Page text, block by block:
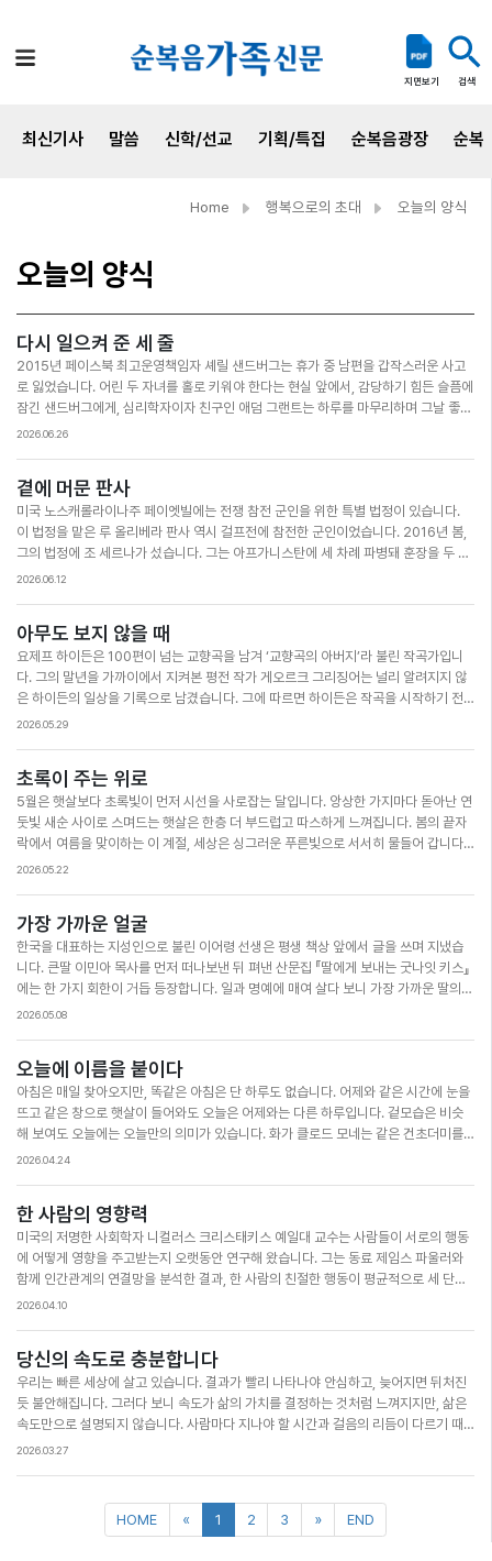
지면보기 검색
최신기사 말씀 신학/선교 기획/특집 순복음광장 순복
Home 행복으로의 초대 오늘의 양식
오늘의 양식
다시 일으켜 준 세 줄
2015년 페이스북 최고운영책임자 셰릴 샌드버그는 휴가 중 남편을 갑작스러운 사고
로 잃었습니다. 어린 두 자녀를 홀로 키워야 한다는 현실 앞에서, 감당하기 힘든 슬픔에
잠긴 샌드버그에게, 심리학자이자 친구인 애덤 그랜트는 하루를 마무리하며 그날 좋았
던 일 세 가지를 적어 보라고 권했습니다. 처음에는 무엇을 써야 할지 막막했지만, 동료
렬함이 아니라 기쁘고 감사한 순간이 얼마나 자주 찾아오느냐에 달려 있음을 깨달았습
니다. 우리는 흔히 바라던 일이 이루어졌을 때 감사함을 느낍니다. 하지만 한 번의 감사
와 다음 감사 사이에는 원치 않는 일들이 끼어들곤 합니다. 계획이 어그러지기도 하고,
예상치 못한 병이 찾아오기도 합니다. 사실 삶의 대부분은 그 사이의 시간으로 이루어
져 있습니다. 그 시간을 불평과 원망으로 보내면 하루는 실제보다 더 길고 무겁게 느껴
일어설 힘이 되었습니다. 오늘 우리가 감사와 감사 사이 어딘가를 지나고 있다면 그 자
리를 세 줄의 감사로 채워 보면 어떨까요. 그렇게 쌓인 하루하루가 우리를 다음 감사의
자리로 데려다줄 것입니다.
2026.06.26
곁에 머문 판사
미국 노스캐롤라이나주 페이엣빌에는 전쟁 참전 군인을 위한 특별 법정이 있습니다.
이 법정을 맡은 루 올리베라 판사 역시 걸프전에 참전한 군인이었습니다. 2016년 봄,
그의 법정에 조 세르나가 섰습니다. 그는 아프가니스탄에 세 차례 파병돼 훈장을 두 개
받은 미 육군 특수부대 출신이었지만, 동료를 잃고 물에 잠긴 차량에서 혼자 살아남은
리베라 판사는 법 집행을 위해 그의 잘못을 묵인할 수 없었지만, 좁고 어두운 독방에서
폐소공포증으로 고통받을 그를 생각하니 마음이 무거웠습니다. 그날 밤 판사는 직접
만든 음식과 갈아입을 옷을 들고 감방으로 들어가, 세르나에게 좁은 침상을 내주고 자
신은 바닥에 누운 채 함께 밤을 지새웠습니다. 훗날 세르나는 그 밤을 이렇게 회고했습
니다. “판사님이 들어온 순간, 나를가두고 있던 벽이 사라졌습니다.” 판사는 잘못에 책
들이 있습니다. 때로 사람을 다시 일어서게 하는 것은 해결책이 아니라, 곁을 지켜 주는
한 사람의 따뜻한 마음입니다. 이번 한 주, 누군가에게 그런 사람이 되어주기를 소망합
니다.
2026.06.12
아무도 보지 않을 때
요제프 하이든은 100편이 넘는 교향곡을 남겨 ‘교향곡의 아버지’라 불린 작곡가입니
다. 그의 말년을 가까이에서 지켜본 평전 작가 게오르크 그리징어는 널리 알려지지 않
은 하이든의 일상을 기록으로 남겼습니다. 그에 따르면 하이든은 작곡을 시작하기 전
에 늘 옷차림부터 갖추었습니다. 아무도 없는 방, 알아줄 이 하나 없는 시간이었지만 하
일하는 사람이니, 그분 앞에 함부로 앉을 수 없다”라고 답했습니다. 우리는 흔히 누군
가의 시선을 의식할 때 더 나은 모습을 보이려 애씁니다. 평가를 받는 자리나 기억에 남
을 순간에는 더욱 힘을 냅니다. 하지만 ‘진짜 나’는 아무도 보지 않는 순간에 드러납니
다. 혼자 있는 시간을 어떻게 보내는지, 그리고 아무도 지켜보지 않을 때 어떤 선택을
하는지가 한 사람의 인격을 그대로 보여줍니다. 품격은 단숨에 만들어지지 않습니다.
가 보든 보지 않든 한결같은 태도, 그것이 인품의 출발점입니다. 이번 한 주, 아무도 보
지 않을 때, 자신을 더 단단하고 품격 있게 가꾸어 가시길 바랍니다.
2026.05.29
초록이 주는 위로
5월은 햇살보다 초록빛이 먼저 시선을 사로잡는 달입니다. 앙상한 가지마다 돋아난 연
둣빛 새순 사이로 스며드는 햇살은 한층 더 부드럽고 따스하게 느껴집니다. 봄의 끝자
락에서 여름을 맞이하는 이 계절, 세상은 싱그러운 푸른빛으로 서서히 물들어 갑니다.
1962년 해양생물학자 레이첼 카슨은 『침묵의 봄』에서 자연 파괴가 결국 인류에게 재
다. 최근 연구에 따르면, 초록빛 식물을 단 3분만 바라봐도 우측 전전두엽 피질의 산소
포화도가 눈에 띄게 낮아지는 것으로 나타났습니다. 이는 자연을 마주하는 것만으로도
신체의 긴장이 완화되어 깊은 이완 상태로 이어질 수 있으며, 자연 그 자체가 우리 몸을
회복시키는 강력한 치료제가 될 수 있음을 시사합니다. 가정의 달을 맞아 가족과 함께
푸른 숲길을 걸으며 마음을 재충전해 보세요. 함께 걷는 발걸음과 스쳐 가는 바람 속에
위안은 언제나 우리 곁에 있습니다. 푸른 잎 아래에서 함께한 이 짧은 순간은 올해를 가
장 빛나게 한 이정표로 남아, 훗날 지치고 힘든 순간마다 우리를 다시 일으켜 세우는 힘
이 될 것입니다.
2026.05.22
가장 가까운 얼굴
한국을 대표하는 지성인으로 불린 이어령 선생은 평생 책상 앞에서 글을 쓰며 지냈습
니다. 큰딸 이민아 목사를 먼저 떠나보낸 뒤 펴낸 산문집 『딸에게 보내는 굿나잇 키스』
에는 한 가지 회한이 거듭 등장합니다. 일과 명예에 매여 살다 보니 가장 가까운 딸의
얼굴조차 환하게 마주 보지 못했다는 고백입니다. 무엇이 끝까지 마음에 남는지, 그는
니다. 가정은 사랑이 가장 깊게 흐르는 곳이지만, 역설적으로 그 사랑을 가장 당연하게
여기기 쉬운 곳이기도 합니다. 우리는 ‘가족이니까’라는 말로 잔소리를 염려라 부르고,
익숙함을 핑계로 따뜻한 표정 하나 건네는 일을 잊고 살아갑니다. 가까이 있고 늘 함께
한다는 이유로 사랑한다는 말도, 고맙다는 인사도 자꾸 뒤로 미루곤 합니다. 이런 습관
이 반복되면 결국 소중한 사람들과 마주하지 못한 채 깊은 후회만 남게 됩니다. 가정의
정한 한마디를 건네 보세요. 바쁜 일상에서도 잠시 여유를 내어 곁에 있는 가족을 살피
며, 서로의 소중함을 되새기는 사랑 가득한 5월 보내시길 바랍니다.
2026.05.08
오늘에 이름을 붙이다
아침은 매일 찾아오지만, 똑같은 아침은 단 하루도 없습니다. 어제와 같은 시간에 눈을
뜨고 같은 창으로 햇살이 들어와도 오늘은 어제와는 다른 하루입니다. 겉모습은 비슷
해 보여도 오늘에는 오늘만의 의미가 있습니다. 화가 클로드 모네는 같은 건초더미를
서른 번 넘게 그렸습니다. 대상이 달라져서가 아니라, 시간과 빛에 따라 풍경이 전혀 다
우리의 일상도 무심히 흘려보내면 그저 스쳐 가는 시간이지만, 의미를 부여하면 특별
한 하루가 됩니다. 오늘 하루에 이름을 하나 지어보는 건 어떨까요? ‘감사’, ‘도전’, ‘휴
식’처럼 그날의 중심이 될 단어를 정하는 것입니다. 감사의 날에는 당연하다고 여겼던
것들이 마치 선물처럼 마음에 다가오고, 도전의 날에는 마주하는 어려움도 성장의 디
딤돌로 바꿀 수 있을 것입니다. 휴식을 선택한 날에는 분주한 일상에서도 한순간의 여
미를 담는 순간 저마다의 색으로 물들어집니다. 당신의 오늘이 의미 있는 순간들로 가
득 채워지기를 바랍니다. 어떤 이름이든 좋습니다. 당신이 이름을 붙이는 순간, 오늘은
이미 특별한 하루가 될 것입니다.
2026.04.24
한 사람의 영향력
미국의 저명한 사회학자 니컬러스 크리스태키스 예일대 교수는 사람들이 서로의 행동
에 어떻게 영향을 주고받는지 오랫동안 연구해 왔습니다. 그는 동료 제임스 파울러와
함께 인간관계의 연결망을 분석한 결과, 한 사람의 친절한 행동이 평균적으로 세 단계
를 넘어선 사람에게까지 영향을 미친다는 사실을 밝혀냈습니다. 즉, 작은 친절도 생각
이 아니라, 일상 속 사소한 순간에서 시작됩니다. 예를 들어 2020년 미국 플로리다의
한 맥도날드 드라이브스루에서 시작된 ‘선행 릴레이’가 그렇습니다. 한 고객이 뒤차의
음식값을 대신 계산하자, 그 선의는 250대에 달하는 차량으로 번져 몇 시간 동안 이어
졌습니다. 결국 누군가의 작은 시작이 수백 명의 마음을 움직인 것입니다. 놀랍게도 친
절은 타인을 기쁘게 하는 데 그치지 않고 우리 자신에게도 긍정적인 변화를 일으킵니
에게 작은 친절을 건네보세요. 그 작은 온기가 또 다른 온기를 불러일으켜 더 많은 사람
에게 전해지고, 마침내 우리가 함께 살아가는 세상이 조금 더 따뜻해지길 소망합니다.
2026.04.10
당신의 속도로 충분합니다
우리는 빠른 세상에 살고 있습니다. 결과가 빨리 나타나야 안심하고, 늦어지면 뒤처진
듯 불안해집니다. 그러다 보니 속도가 삶의 가치를 결정하는 것처럼 느껴지지만, 삶은
속도만으로 설명되지 않습니다. 사람마다 지나야 할 시간과 걸음의 리듬이 다르기 때
문입니다. 최근 많은 이들에게 깊은 감동을 준 소년이 있습니다. 중증 자폐로 의사소통
긋기를 연습시켰습니다. 작은 선 하나를 그리는 데도 오랜 시간이 걸렸고, 힘든 날들이
이어졌습니다. 하지만 마침내 아이는 숫자 ‘2’를 쓰며 세상과 처음으로 소통하게 되었
2026.03.27